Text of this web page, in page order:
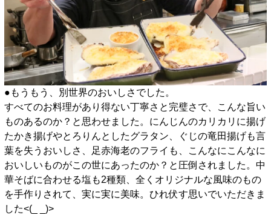
●もうもう、別世界のおいしさでした。
すべてのお料理があり得ない丁寧さと完璧さで、こんな旨い
ものあるのか？と思わせました。にんじんのカリカリに揚げ
たかき揚げやとろりんとしたグラタン、ぐじの竜田揚げも言
葉を失うおいしさ、足赤海老のフライも、こんなにこんなに
おいしいものがこの世にあったのか？と圧倒されました。中
華そばに合わせる塩も2種類、全くオリジナルな風味のもの
を手作りされて、実に実に美味。ひれ伏す思いでいただきま
した<(_ _)>